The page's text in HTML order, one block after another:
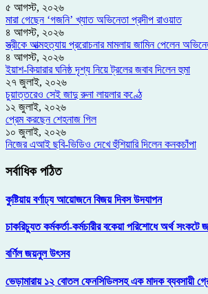
৫ আগস্ট, ২০২৬
মারা গেছেন ‘গজনি’ খ্যাত অভিনেতা প্রদীপ রাওয়াত
৪ আগস্ট, ২০২৬
স্ত্রীকে আত্মহত্যায় প্ররোচনার মামলায় জামিন পেলেন
৪ আগস্ট, ২০২৬
ইয়াশ-কিয়ারার ঘনিষ্ঠ দৃশ্য নিয়ে ট্রলের জবাব দিলেন হুমা
২৭ জুলাই, ২০২৬
চুয়াত্তরেও সেই জাদু রুনা লায়লার কণ্ঠে
১২ জুলাই, ২০২৬
প্রেম করছেন শেহনাজ গিল
১০ জুলাই, ২০২৬
নিজের এআই ছবি-ভিডিও দেখে হুঁশিয়ারি দিলেন কনকচাঁপা
সর্বাধিক পঠিত
কুষ্টিয়ায় বর্ণাঢ্য আয়োজনে বিজয় দিবস উদযাপন
চাকরিচ্যুত কর্মকর্তা-কর্মচারীর বকেয়া পরিশোধে অর্থ সংকটে
বর্ণিল জয়নুল উৎসব
ভেড়ামারায় ১২ বোতল ফেনসিডিলসহ এক মাদক ব্যবসায়ী